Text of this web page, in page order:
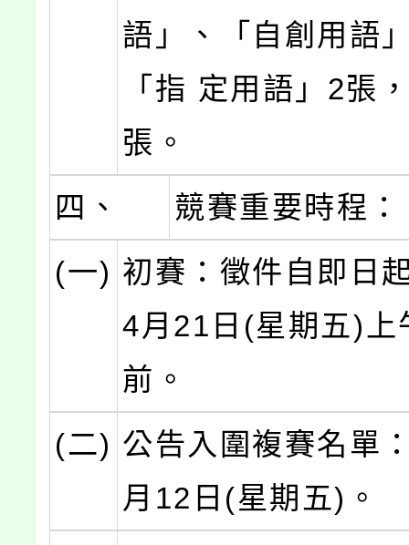
語」、「自創用語
「指 定用語」2張
張。
四、
競賽重要時程：
(一) 初賽：徵件自即日
4月21日(星期五)上
前。
(二) 公告入圍複賽名單
月12日(星期五)。